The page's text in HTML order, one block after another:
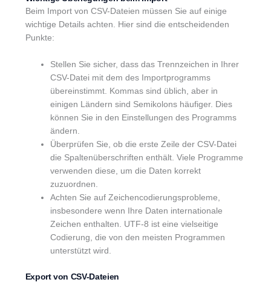
Beim Import von CSV-Dateien müssen Sie auf einige
wichtige Details achten. Hier sind die entscheidenden
Punkte:
Stellen Sie sicher, dass das Trennzeichen in Ihrer
CSV-Datei mit dem des Importprogramms
übereinstimmt. Kommas sind üblich, aber in
einigen Ländern sind Semikolons häufiger. Dies
können Sie in den Einstellungen des Programms
ändern.
Überprüfen Sie, ob die erste Zeile der CSV-Datei
die Spaltenüberschriften enthält. Viele Programme
verwenden diese, um die Daten korrekt
zuzuordnen.
Achten Sie auf Zeichencodierungsprobleme,
insbesondere wenn Ihre Daten internationale
Zeichen enthalten. UTF-8 ist eine vielseitige
Codierung, die von den meisten Programmen
unterstützt wird.
Export von CSV-Dateien